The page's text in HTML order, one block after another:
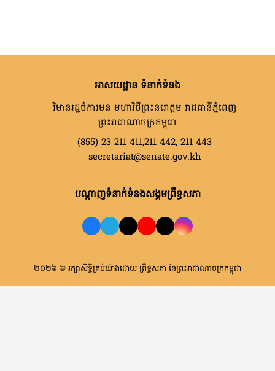
អាសយដ្ឋាន ទំនាក់ទំនង
វិមានរដ្ឋចំការមន មហាវិថីព្រះនរោត្តម រាជធានីភ្នំពេញ
ព្រះរាជាណាចក្រកម្ពុជា
(855) 23 211 411,211 442, 211 443
secretariat@senate.gov.kh
បណ្តាញទំនាក់ទំនងសង្គមព្រឹទ្ធសភា
២០២៦ © រក្សាសិទ្ធិគ្រប់យ៉ាងដោយ ព្រឹទ្ធសភា នៃព្រះរាជាណាចក្រកម្ពុជា